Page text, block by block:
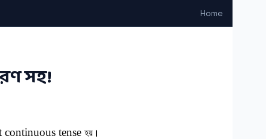
Home
সহ!
continuous tense হয়।